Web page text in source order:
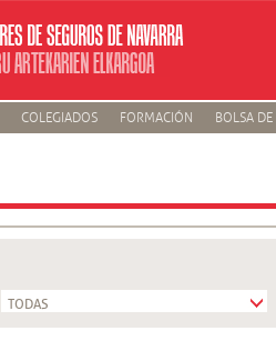
COLEGIADOS FORMACIÓN BOLSA